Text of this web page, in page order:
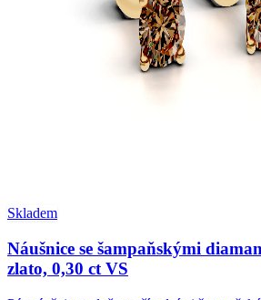
Skladem
Náušnice se šampaňskými
zlato, 0,30 ct VS